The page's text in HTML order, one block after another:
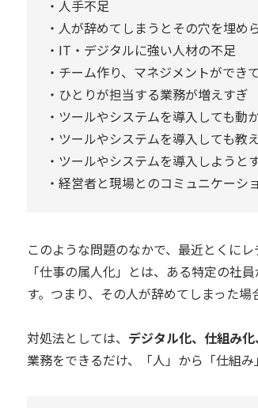
・人手不足
・人が辞めてしまうとその穴を埋め
・IT・デジタルに強い人材の不足
・チーム作り、マネジメントができ
・ひとりが担当する業務が増えすぎ
・ツールやシステムを導入しても動
・ツールやシステムを導入しても教
・ツールやシステムを導入しようと
・経営者と現場とのコミュニケーシ
このような問題のなかで、最近とくに
「仕事の属人化」とは、ある特定の社
す。つまり、その人が辞めてしまった
対処法としては、 デジタル化、仕組み
業務をできるだけ、「人」から「仕組